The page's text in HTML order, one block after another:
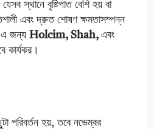
যেসব স্থানে বৃষ্টিপাত বেশি হয় বা
এবং দ্রুত শোষণ ক্ষমতাসম্পন্ন
এ জন্য Holcim, Shah, এবং
কার্যকর।
পরিবর্তন হয়, তবে নভেম্বর